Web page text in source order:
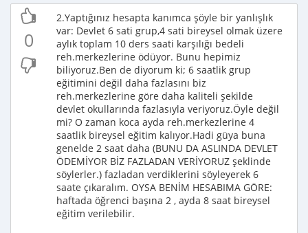
0
2.Yaptığınız hesapta kanımca şöyle bir yanlışlık
var: Devlet 6 sati grup,4 sati bireysel olmak üzere
aylık toplam 10 ders saati karşılığı bedeli
reh.merkezlerine ödüyor. Bunu hepimiz
biliyoruz.Ben de diyorum ki; 6 saatlik grup
eğitimini değil daha fazlasını biz
reh.merkezlerine göre daha kaliteli şekilde
devlet okullarında fazlasıyla veriyoruz.Öyle değil
mi? O zaman koca ayda reh.merkezlerine 4
saatlik bireysel eğitim kalıyor.Hadi güya buna
genelde 2 saat daha (BUNU DA ASLINDA DEVLET
ÖDEMİYOR BİZ FAZLADAN VERİYORUZ şeklinde
söylerler.) fazladan verdiklerini söyleyerek 6
saate çıkaralım. OYSA BENİM HESABIMA GÖRE:
haftada öğrenci başına 2 , ayda 8 saat bireysel
eğitim verilebilir.